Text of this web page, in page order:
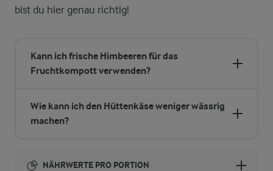
bist du hier genau richtig!
Kann ich frische Himbeeren für das
Fruchtkompott verwenden?
Wie kann ich den Hüttenkäse weniger wässrig
machen?
NÄHRWERTE PRO PORTION